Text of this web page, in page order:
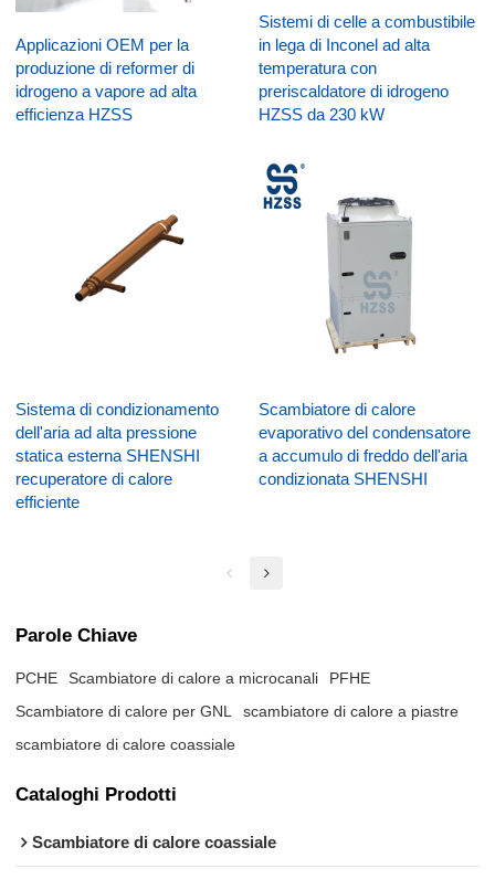
Applicazioni OEM per la
produzione di reformer di
idrogeno a vapore ad alta
efficienza HZSS
Sistemi di celle a combustibile
in lega di Inconel ad alta
temperatura con
preriscaldatore di idrogeno
HZSS da 230 kW
Sistema di condizionamento
dell'aria ad alta pressione
statica esterna SHENSHI
recuperatore di calore
efficiente
Scambiatore di calore
evaporativo del condensatore
a accumulo di freddo dell'aria
condizionata SHENSHI
Parole Chiave
PCHE Scambiatore di calore a microcanali
PFHE
Scambiatore di calore per GNL
scambiatore di calore a piastre
scambiatore di calore coassiale
Cataloghi Prodotti
Scambiatore di calore coassiale